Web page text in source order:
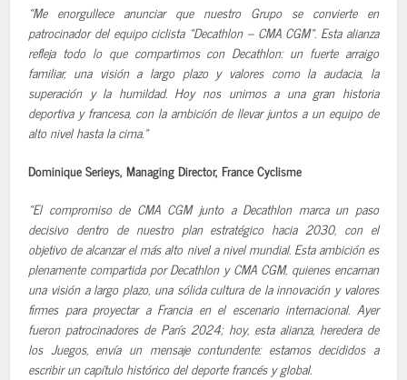
«Me enorgullece anunciar que nuestro Grupo se convierte en
patrocinador del equipo ciclista «Decathlon – CMA CGM». Esta alianza
refleja todo lo que compartimos con Decathlon: un fuerte arraigo
familiar, una visión a largo plazo y valores como la audacia, la
superación y la humildad. Hoy nos unimos a una gran historia
deportiva y francesa, con la ambición de llevar juntos a un equipo de
alto nivel hasta la cima.»
Dominique Serieys, Managing Director, France Cyclisme
«El compromiso de CMA CGM junto a Decathlon marca un paso
decisivo dentro de nuestro plan estratégico hacia 2030, con el
objetivo de alcanzar el más alto nivel a nivel mundial. Esta ambición es
plenamente compartida por Decathlon y CMA CGM, quienes encarnan
una visión a largo plazo, una sólida cultura de la innovación y valores
firmes para proyectar a Francia en el escenario internacional. Ayer
fueron patrocinadores de París 2024; hoy, esta alianza, heredera de
los Juegos, envía un mensaje contundente: estamos decididos a
escribir un capítulo histórico del deporte francés y global.